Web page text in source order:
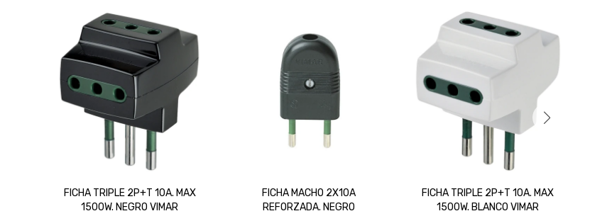
FICHA TRIPLE 2P+T 10A. MAX
1500W. NEGRO VIMAR
FICHA MACHO 2X10A
REFORZADA. NEGRO
FICHA TRIPLE 2P+T 10A. MAX
1500W. BLANCO VIMAR